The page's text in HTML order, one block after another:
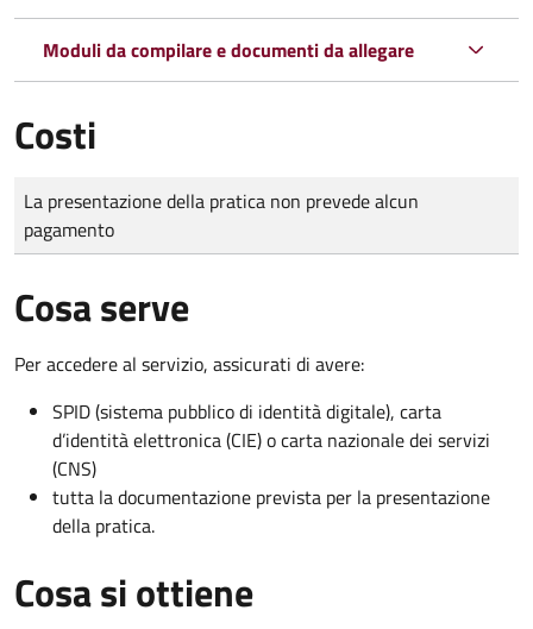
Moduli da compilare e documenti da allegare
Costi
Tipo di pagamento
Importo
La presentazione della pratica non prevede alcun
pagamento
Cosa serve
Per accedere al servizio, assicurati di avere:
SPID (sistema pubblico di identità digitale), carta
d’identità elettronica (CIE) o carta nazionale dei servizi
(CNS)
tutta la documentazione prevista per la presentazione
della pratica.
Cosa si ottiene